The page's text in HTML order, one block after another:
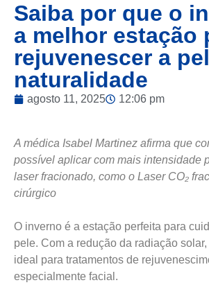
Saiba por que o
a melhor estação
rejuvenescer a
naturalidade
agosto 11, 2025 12:06 pm
A médica Isabel Martinez afirma que
possível aplicar com mais intensidade
laser fracionado, como o Laser CO₂
cirúrgico
O inverno é a estação perfeita para
pele. Com a redução da radiação
ideal para tratamentos de
especialmente facial.